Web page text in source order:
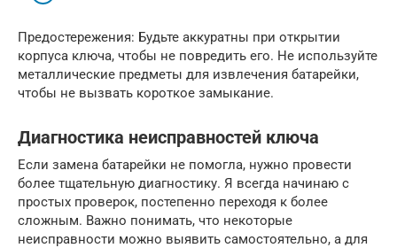
Предостережения: Будьте аккуратны при открытии
корпуса ключа, чтобы не повредить его. Не используйте
металлические предметы для извлечения батарейки,
чтобы не вызвать короткое замыкание.
Диагностика неисправностей ключа
Если замена батарейки не помогла, нужно провести
более тщательную диагностику. Я всегда начинаю с
простых проверок, постепенно переходя к более
сложным. Важно понимать, что некоторые
неисправности можно выявить самостоятельно, а для